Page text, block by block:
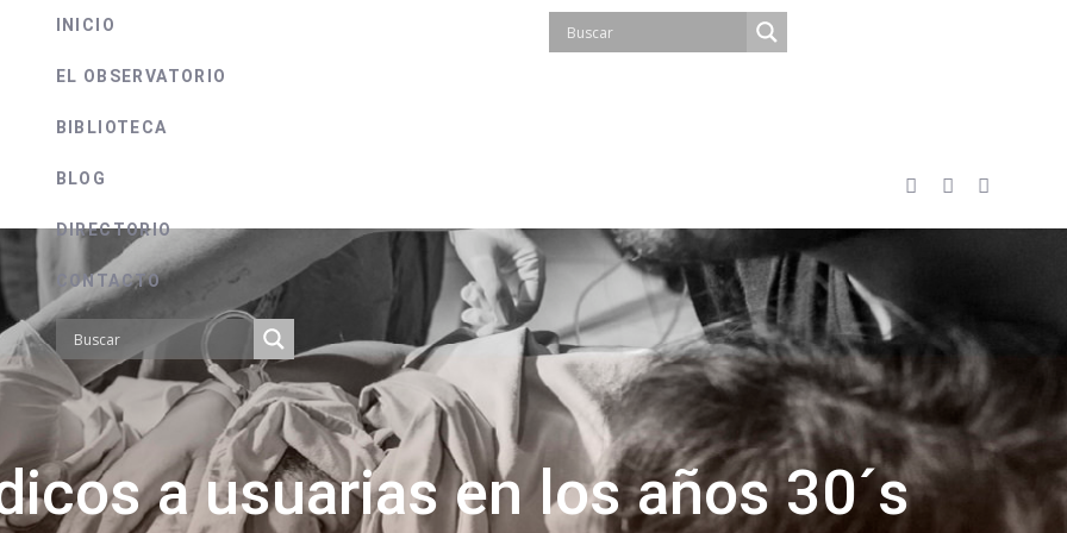
INICIO
EL OBSERVATORIO
BIBLIOTECA
BLOG
DIRECTORIO
CONTACTO
a usuarias en los años 30´s